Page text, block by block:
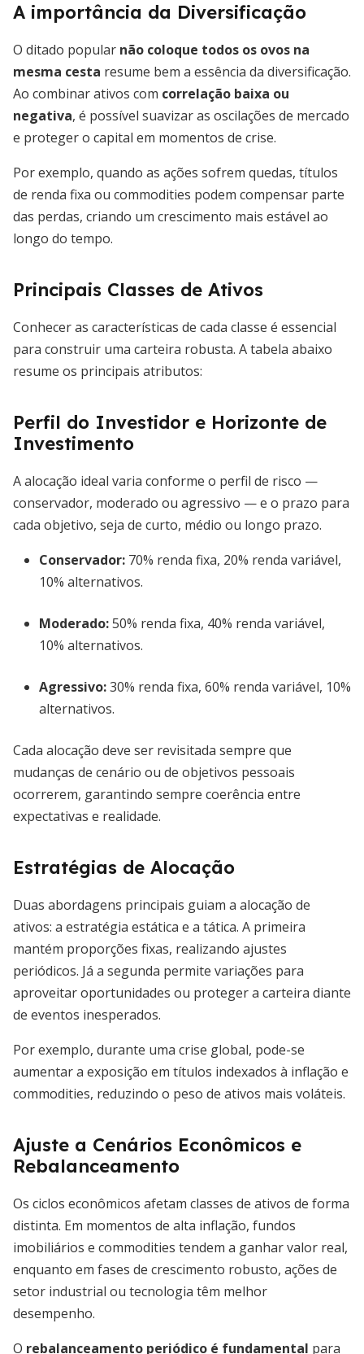
A importância da Diversificação
O ditado popular não coloque todos os ovos na
mesma cesta resume bem a essência da diversificação.
Ao combinar ativos com correlação baixa ou
negativa, é possível suavizar as oscilações de mercado
e proteger o capital em momentos de crise.
Por exemplo, quando as ações sofrem quedas, títulos
de renda fixa ou commodities podem compensar parte
das perdas, criando um crescimento mais estável ao
longo do tempo.
Principais Classes de Ativos
Conhecer as características de cada classe é essencial
para construir uma carteira robusta. A tabela abaixo
resume os principais atributos:
Perfil do Investidor e Horizonte de
Investimento
A alocação ideal varia conforme o perfil de risco —
conservador, moderado ou agressivo — e o prazo para
cada objetivo, seja de curto, médio ou longo prazo.
Conservador: 70% renda fixa, 20% renda variável,
10% alternativos.
Moderado:50% renda fixa, 40% renda variável,
10% alternativos.
Agressivo:30% renda fixa, 60% renda variável, 10%
alternativos.
Cada alocação deve ser revisitada sempre que
mudanças de cenário ou de objetivos pessoais
ocorrerem, garantindo sempre coerência entre
expectativas e realidade.
Estratégias de Alocação
Duas abordagens principais guiam a alocação de
ativos: a estratégia estática e a tática. A primeira
mantém proporções fixas, realizando ajustes
periódicos. Já a segunda permite variações para
aproveitar oportunidades ou proteger a carteira diante
de eventos inesperados.
Por exemplo, durante uma crise global, pode-se
aumentar a exposição em títulos indexados à inflação e
commodities, reduzindo o peso de ativos mais voláteis.
Ajuste a Cenários Econômicos e
Rebalanceamento
Os ciclos econômicos afetam classes de ativos de forma
distinta. Em momentos de alta inflação, fundos
imobiliários e commodities tendem a ganhar valor real,
enquanto em fases de crescimento robusto, ações de
setor industrial ou tecnologia têm melhor
desempenho.
O rebalanceamento periódico é fundamental para